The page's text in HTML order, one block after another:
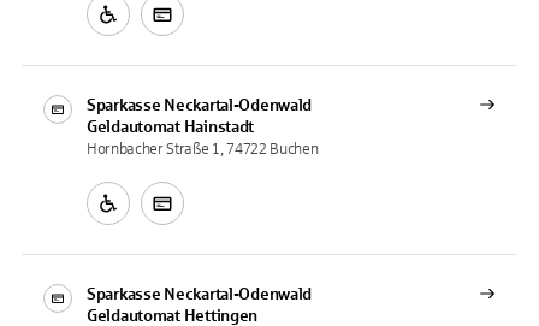
Sparkasse Neckartal-Odenwald
Geldautomat Hainstadt
Hornbacher Straße 1, 74722 Buchen
Sparkasse Neckartal-Odenwald
Geldautomat Hettingen